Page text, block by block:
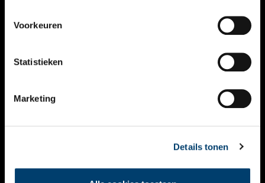
Voorkeuren
Statistieken
Marketing
Details tonen
KALENDER
THEMA’S
VIDEO’S
CONTACT